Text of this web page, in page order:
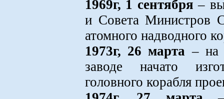
1969г, 1 сентября –
и Совета Министров
атомного надводного
1973г, 26 марта – на
заводе начато
головного корабля